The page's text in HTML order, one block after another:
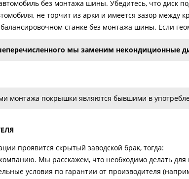
без монтажа шины. Убедитесь, что диск
не торчит из арки и имеется зазор между
станке без монтажа шины. Если
мы заменим некондиционные
монтажа покрышки являются бывшими в
проявится скрытый заводской брак, тогда:
Мы расскажем, что необходимо делать для
условия по гарантии от производителя